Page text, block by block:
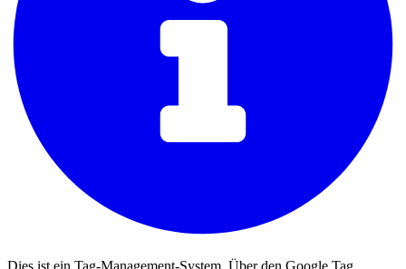
Dies ist ein Tag-Management-System. Über den Google Tag